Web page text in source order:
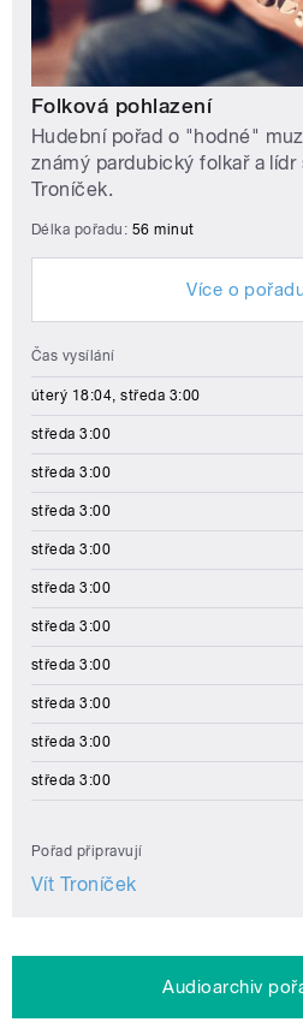
Folková pohlazení
Hudební pořad o "hodné"
známý pardubický folkař a
Troníček.
Délka pořadu: 56 minut
Více o
Čas vysílání
úterý 18:04, středa 3:00
středa 3:00
středa 3:00
středa 3:00
středa 3:00
středa 3:00
středa 3:00
středa 3:00
středa 3:00
středa 3:00
středa 3:00
Pořad připravují
Vít Troníček
Audioarchiv